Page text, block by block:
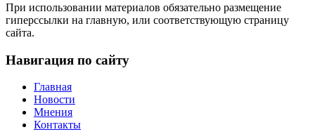
При использовании материалов обязательно размещение
гиперссылки на главную, или соответствующую страницу
сайта.
Навигация по сайту
Главная
Новости
Мнения
Контакты